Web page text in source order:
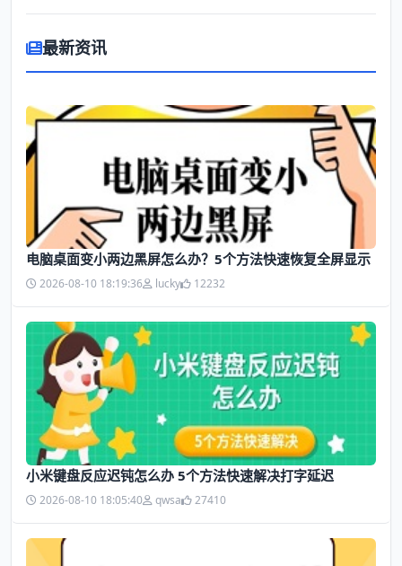
最新资讯
电脑桌面变小两边黑屏怎么办？5个方法快速恢复全屏显示
2026-08-10 18:19:36 lucky 12232
小米键盘反应迟钝怎么办 5个方法快速解决打字延迟
2026-08-10 18:05:40 qwsa 27410